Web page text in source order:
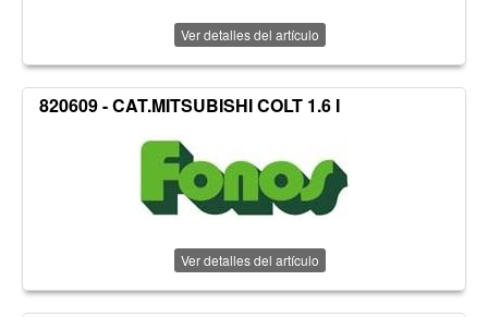
Ver detalles del artículo
820609 - CAT.MITSUBISHI COLT 1.6 I
Ver detalles del artículo